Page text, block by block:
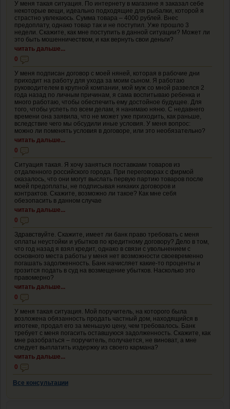
У меня такая ситуация. По интернету в магазине я заказал себе
некоторые вещи, идеально подходящие для рыбалки, которой я
страстно увлекаюсь. Сумма товара – 4000 рублей. Внес
предоплату, однако товар так и не поступил. Уже прошло 3
недели. Скажите, как мне поступить в данной ситуации? Может ли
это быть мошенничеством, и как вернуть свои деньги?
читать дальше...
0
У меня подписан договор с моей няней, которая в рабочие дни
приходит на работу для ухода за моим сыном. Я работаю
руководителем в крупной компании, мой муж со мной развелся 2
года назад по личным причинам, я сама воспитываю ребенка и
много работаю, чтобы обеспечить ему достойное будущее. Для
того, чтобы успеть по всем делам, я нанимаю няню. С недавнего
времени она заявила, что не может уже приходить, как раньше,
вследствие чего мы обсудили иные условия. У меня вопрос:
можно ли поменять условия в договоре, или это необязательно?
читать дальше...
0
Ситуация такая. Я хочу заняться поставками товаров из
отдаленного российского города. При переговорах с фирмой
оказалось, что они могут выслать первую партию товаров после
моей предоплаты, не подписывая никаких договоров и
контрактов. Скажите, возможно ли такое? Как мне себя
обезопасить в данном случае
читать дальше...
0
Здравствуйте. Скажите, имеет ли банк право требовать с меня
оплаты неустойки и убытков по кредитному договору? Дело в том,
что год назад я взял кредит, однако в связи с увольнением с
основного места работы у меня нет возможности своевременно
погашать задолженность. Банк начисляет какие-то проценты и
грозится подать в суд на возмещение убытков. Насколько это
правомерно?
читать дальше...
0
У меня такая ситуация. Мой поручитель, на которого была
возложена обязанность продать частный дом, находящийся в
ипотеке, продал его за меньшую цену, чем требовалось. Банк
требует с меня погасить оставшуюся задолженность. Скажите, как
мне разобраться – поручитель, получается, не виноват, а мне
следует выплатить издержку из своего кармана?
читать дальше...
0
Все консультации